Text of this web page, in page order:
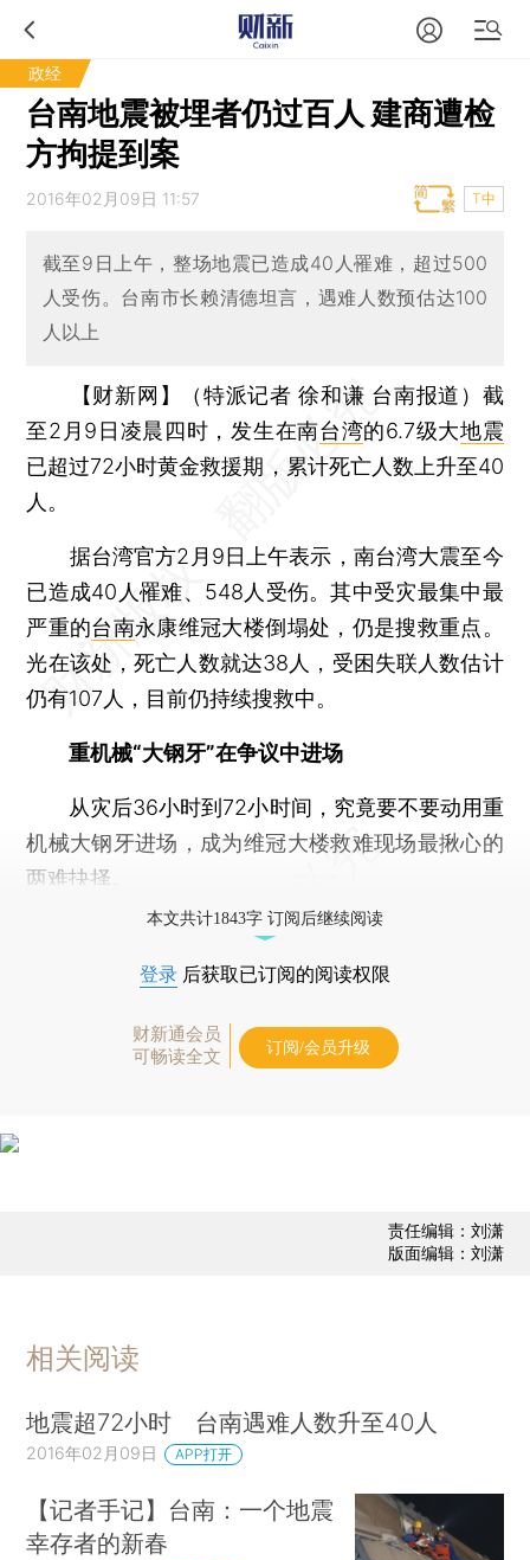
政经
台南地震被埋者仍过百人 建商遭检
方拘提到案
2016年02月09日 11:57 T中
截至9日上午，整场地震已造成40人罹难，超过500
人受伤。台南市长赖清德坦言，遇难人数预估达100
人以上
【财新网】（特派记者 徐和谦 台南报道） 截
至2月9日凌晨四时，发生在南台湾的6.7级大地震
已超过72小时黄金救援期，累计死亡人数上升至40
人。
据台湾官方2月9日上午表示，南台湾大震至今
已造成40人罹难、548人受伤。其中受灾最集中最
严重的台南永康维冠大楼倒塌处，仍是搜救重点。
光在该处，死亡人数就达38人，受困失联人数估计
仍有107人，目前仍持续搜救中。
重机械“大钢牙”在争议中进场
从灾后36小时到72小时间，究竟要不要动用重
机械大钢牙进场，成为维冠大楼救难现场最揪心的
两难抉择。
本文共计1843字 订阅后继续阅读
登录 后获取已订阅的阅读权限
财新通会员
可畅读全文
订阅/会员升级
责任编辑：刘潇
版面编辑：刘潇
相关阅读
地震超72小时 台南遇难人数升至40人
2016年02月09日 APP打开
【记者手记】台南：一个地震
幸存者的新春